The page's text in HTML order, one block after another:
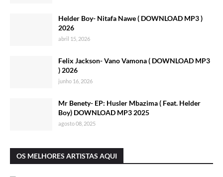
Helder Boy- Nitafa Nawe ( DOWNLOAD MP3 )
2026
abril 15, 2026
Felix Jackson- Vano Vamona ( DOWNLOAD MP3
) 2026
junho 16, 2026
Mr Benety- EP: Husler Mbazima ( Feat. Helder
Boy) DOWNLOAD MP3 2025
agosto 08, 2025
OS MELHORES ARTISTAS AQUI